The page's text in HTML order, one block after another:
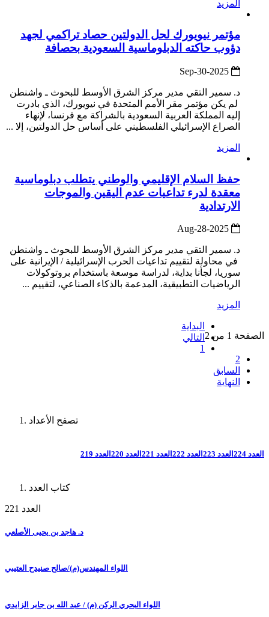
المزيد
مؤتمر نيويورك لحل الدولتين حصاد تراكمي لجهد
دؤوب حاكته الدبلوماسية السعودية بحصافة
د. سمير التقي مدير مركز الشرق الأوسط للبحوث ـ واشنطن
لم يكن مؤتمر مقر الأمم المتحدة في نيويورك، الذي بادرت
إليه المملكة العربية السعودية بالشراكة مع فرنسا، لإنهاء
الصراع الإسرائيلي الفلسطيني على أساس حل الدولتين، إلا ...
المزيد
حفظ السلام الإقليمي والوطني يتطلب دبلوماسية
معقدة لدرء تداعيات عدم اليقين والموجات
الارتدادية
د. سمير التقي مدير مركز الشرق الأوسط للبحوث ـ واشنطن
في محاولة لتقييم تداعيات الحرب الإسرائيلية / الإيرانية على
سوريا، لجأنا بداية، لدراسة موسعة باستخدام بروتوكولات
الرياضيات التطبيقية، المدعمة بالذكاء الصناعي، لتقييم ...
المزيد
الصفحة 1 من 2
البداية
التالي
1
2
السابق
النهاية
تصفح الأعداد
العدد 224 العدد 223 العدد 222 العدد 221 العدد 220 العدد 219
كتاب العدد
العدد 221
د. هاجد بن يحيى الأصلعي
اللواء المهندس(م)/صالح صنيدح العتيبي
اللواء البحري الركن (م) / عبد الله بن جابر الزايدي